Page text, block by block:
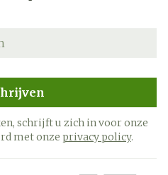
schrijft u zich in voor onze
met onze privacy policy.